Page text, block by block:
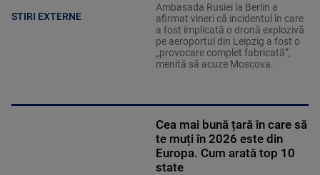
STIRI EXTERNE
Ambasada Rusiei la Berlin a
afirmat vineri că incidentul în care
a fost implicată o dronă explozivă
pe aeroportul din Leipzig a fost o
„provocare complet fabricată”,
menită să acuze Moscova.
Cea mai bună țară în care să
te muți în 2026 este din
Europa. Cum arată top 10
state